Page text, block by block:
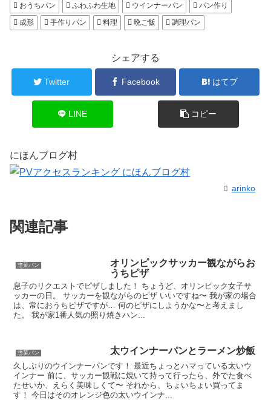
おうちパン ふわふわ生地 ウインナーパン
パン作り
成形
手作りパン 料理 晩ご飯 調理パン
シェアする
Twitter Facebook はてブ
LINE コピー
にほんブログ村
arinko
関連記事
惣菜パン
オリンピックサッカー観ながらお
うちピザ
息子のリクエストでピザしました！ ちょうど、オリンピック女子サ
ッカーの日。 サッカーを観ながらのピザ いいですね〜 我が家の場合
は、常におうちピザですが… 何のピザにしようかな〜と考えまし
た。 我が家1番人気の照り焼きハン...
惣菜パン 太ウインナーパンとラーメン炒飯
久しぶりのウインナーパンです！ 最近ちょっとハマっている太いウ
インナー 前に、サッカー観戦に焼いて持って行ったら、外でた食べ
たせいか、えらく美味しくて〜 それから、ちょいちょい買ってま
す！ 今日はそのオレンジ色の太いウインナ...